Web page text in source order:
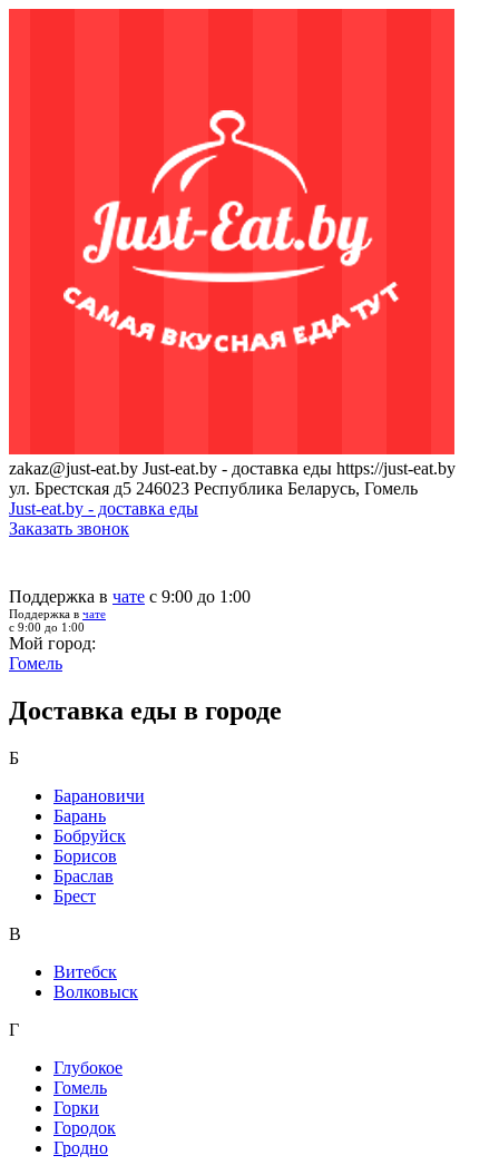
zakaz@just-eat.by Just-eat.by - доставка еды https://just-eat.by
ул. Брестская д5 246023 Республика Беларусь, Гомель
Just-eat.by - доставка еды
Заказать звонок
Поддержка в чате с 9:00 до 1:00
Поддержка в чате
с 9:00 до 1:00
Мой город:
Гомель
Доставка еды в городе
Б
Барановичи
Барань
Бобруйск
Борисов
Браслав
Брест
В
Витебск
Волковыск
Г
Глубокое
Гомель
Горки
Городок
Гродно